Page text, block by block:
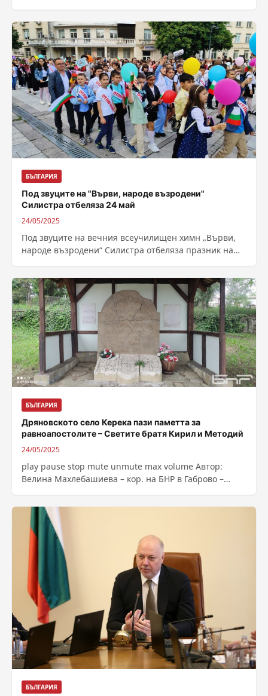
БЪЛГАРИЯ
Под звуците на "Върви, народе възродени"
Силистра отбеляза 24 май
24/05/2025
Под звуците на вечния всеучилищен химн „Върви,
народе възродени“ Силистра отбеляза празник на
БЪЛГАРИЯ
Дряновското село Керека пази паметта за
равноапостолите – Светите братя Кирил и Методий
24/05/2025
play pause stop mute unmute max volume Автор:
Велина Махлебашиева – кор. на БНР в Габрово –
selo-kereka-pazi-pametta-za-ravnoapostolite-svetite-
brata-kiril-i-metodii
БЪЛГАРИЯ